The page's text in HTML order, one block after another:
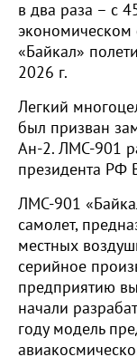
в два раза – с
экономическом
«Байкал»
2026 г.
Легкий
был призван
Ан-2. ЛМС-901
президента РФ
ЛМС-901
самолет,
местных
серийное
предприятию
начали
году модель